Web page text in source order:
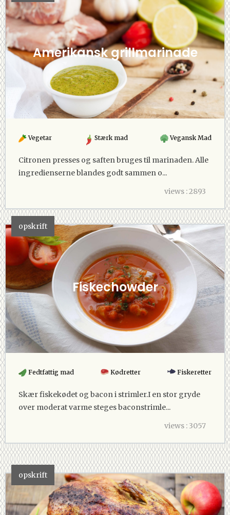
Amerikansk grillmarinade
Vegetar Stærk mad Vegansk Mad
Citronen presses og saften bruges til marinaden. Alle
ingredienserne blandes godt sammen o...
views : 2893
opskrift
Fiskechowder
Fedtfattig mad Kødretter Fiskeretter
Skær fiskekødet og bacon i strimler.I en stor gryde
over moderat varme steges baconstrimle...
views : 3057
opskrift